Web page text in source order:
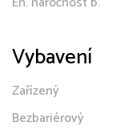
Vybavení
Zařízený
Bezbariérový